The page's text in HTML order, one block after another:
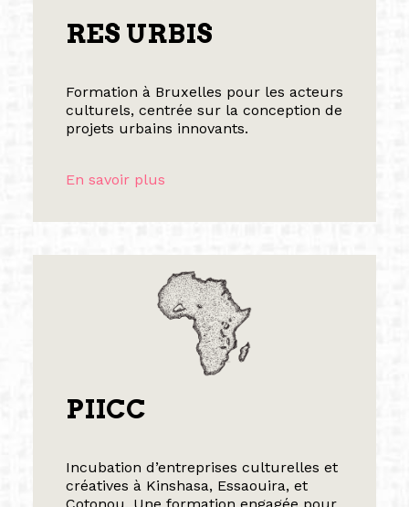
RES URBIS
Formation à Bruxelles pour les acteurs
culturels, centrée sur la conception de
projets urbains innovants.
En savoir plus
PIICC
Incubation d’entreprises culturelles et
créatives à Kinshasa, Essaouira, et